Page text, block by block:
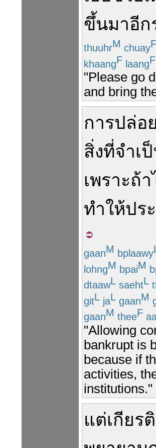
ขึ้นมาอีก
thuuhrM chuayF
khaangF laangF
"Please go
and bring
การปล่อ
สิ่งที่จำเ
เพราะถ้า
ทำให้ปร
gaanM bplaawy
lohngM bpaiM
dtaawL saehtL
gitL jaL gaanM
gaanM theeF
"Allowing
bankrupt is
because if
activities,
institutions."
แต่เกียร